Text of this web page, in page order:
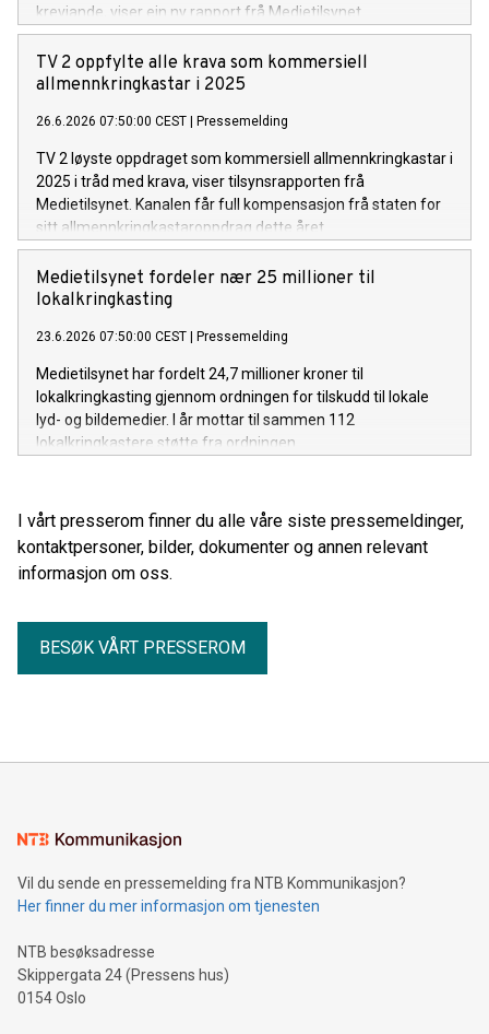
krevjande, viser ein ny rapport frå Medietilsynet.
TV 2 oppfylte alle krava som kommersiell
allmennkringkastar i 2025
26.6.2026 07:50:00 CEST Pressemelding
TV 2 løyste oppdraget som kommersiell allmennkringkastar i
2025 i tråd med krava, viser tilsynsrapporten frå
Medietilsynet. Kanalen får full kompensasjon frå staten for
sitt allmennkringkastaroppdrag dette året.
Medietilsynet fordeler nær 25 millioner til
lokalkringkasting
23.6.2026 07:50:00 CEST Pressemelding
Medietilsynet har fordelt 24,7 millioner kroner til
lokalkringkasting gjennom ordningen for tilskudd til lokale
lyd- og bildemedier. I år mottar til sammen 112
lokalkringkastere støtte fra ordningen.
I vårt presserom finner du alle våre siste pressemeldinger,
kontaktpersoner, bilder, dokumenter og annen relevant
informasjon om oss.
BESØK VÅRT PRESSEROM
Vil du sende en pressemelding fra NTB Kommunikasjon?
Her finner du mer informasjon om tjenesten
NTB besøksadresse
Skippergata 24 (Pressens hus)
0154 Oslo